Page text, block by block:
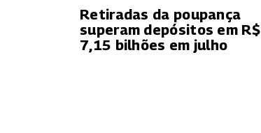
Retiradas da poupança
superam depósitos em R$
7,15 bilhões em julho